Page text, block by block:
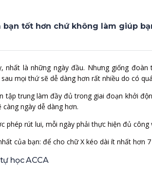
bạn tốt hơn chứ không làm giúp
nhất là những ngày đầu. Nhưng giống
mọi thứ sẽ dễ dàng hơn rất nhiều do có
tập trung làm đầy đủ trong giai đoạn khởi
ngày dễ dàng hơn.
phép rút lui, mỗi ngày phải thực hiện đủ
của bạn: để cho chữ X kéo dài ít nhất hơn
học ACCA